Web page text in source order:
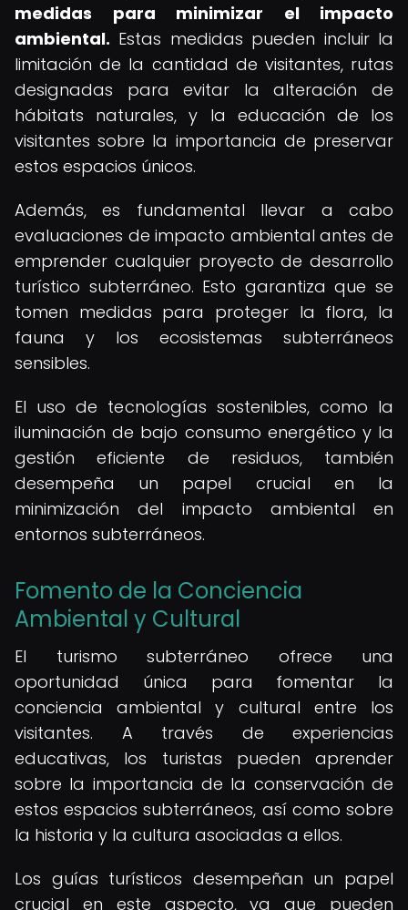
medidas para minimizar el impacto
ambiental. Estas medidas pueden incluir la
limitación de la cantidad de visitantes, rutas
designadas para evitar la alteración de
hábitats naturales, y la educación de los
visitantes sobre la importancia de preservar
estos espacios únicos.
Además, es fundamental llevar a cabo
evaluaciones de impacto ambiental antes de
emprender cualquier proyecto de desarrollo
turístico subterráneo. Esto garantiza que se
tomen medidas para proteger la flora, la
fauna y los ecosistemas subterráneos
sensibles.
El uso de tecnologías sostenibles, como la
iluminación de bajo consumo energético y la
gestión eficiente de residuos, también
desempeña un papel crucial en la
minimización del impacto ambiental en
entornos subterráneos.
Fomento de la Conciencia
Ambiental y Cultural
El turismo subterráneo ofrece una
oportunidad única para fomentar la
conciencia ambiental y cultural entre los
visitantes. A través de experiencias
educativas, los turistas pueden aprender
sobre la importancia de la conservación de
estos espacios subterráneos, así como sobre
la historia y la cultura asociadas a ellos.
Los guías turísticos desempeñan un papel
crucial en este aspecto, ya que pueden